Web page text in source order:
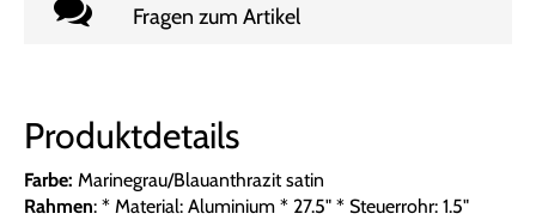
Fragen zum Artikel
Produktdetails
Farbe: Marinegrau/Blauanthrazit satin
Rahmen: * Material: Aluminium * 27.5" * Steuerrohr: 1.5"